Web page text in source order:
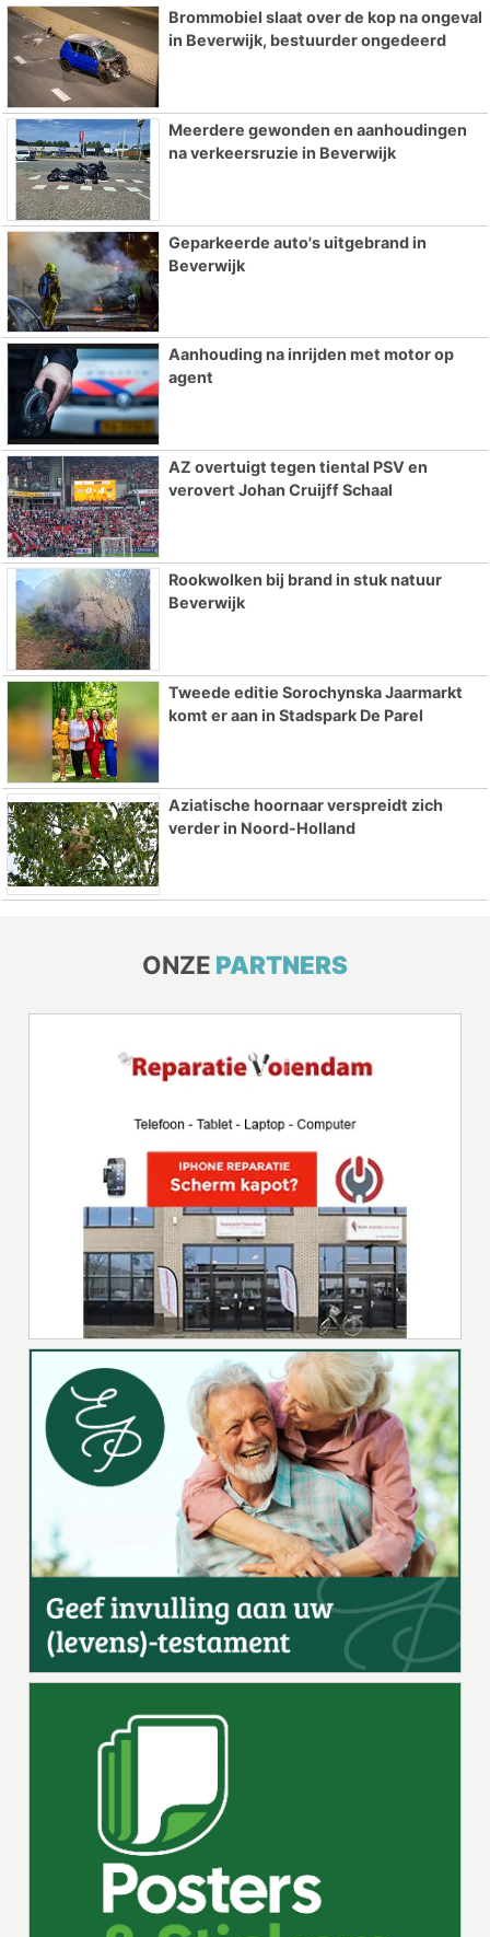
Brommobiel slaat over de kop na ongeval
in Beverwijk, bestuurder ongedeerd
Meerdere gewonden en aanhoudingen
na verkeersruzie in Beverwijk
Geparkeerde auto's uitgebrand in
Beverwijk
Aanhouding na inrijden met motor op
agent
AZ overtuigt tegen tiental PSV en
verovert Johan Cruijff Schaal
Rookwolken bij brand in stuk natuur
Beverwijk
Tweede editie Sorochynska Jaarmarkt
komt er aan in Stadspark De Parel
Aziatische hoornaar verspreidt zich
verder in Noord-Holland
ONZE PARTNERS